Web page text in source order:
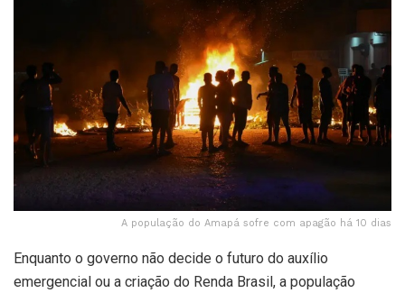
A população do Amapá sofre com apagão há 10 dias
Enquanto o governo não decide o futuro do auxílio
emergencial ou a criação do Renda Brasil, a população